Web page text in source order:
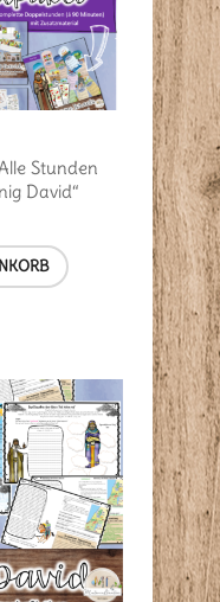
Stunden
David“